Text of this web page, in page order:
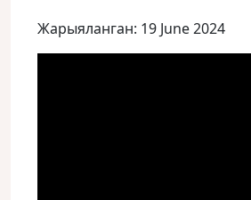
Жарыяланган: 19 June 2024